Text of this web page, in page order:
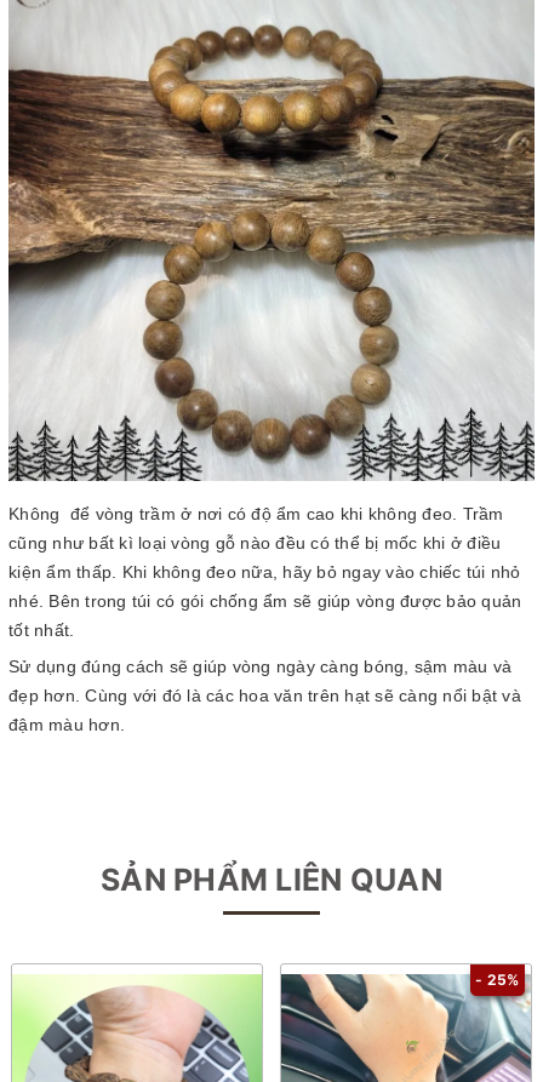
Không để vòng trầm ở nơi có độ ẩm cao khi không đeo. Trầm
cũng như bất kì loại vòng gỗ nào đều có thể bị mốc khi ở điều
kiện ẩm thấp. Khi không đeo nữa, hãy bỏ ngay vào chiếc túi nhỏ
nhé. Bên trong túi có gói chống ẩm sẽ giúp vòng được bảo quản
tốt nhất.
Sử dụng đúng cách sẽ giúp vòng ngày càng bóng, sậm màu và
đẹp hơn. Cùng với đó là các hoa văn trên hạt sẽ càng nổi bật và
đậm màu hơn.
SẢN PHẨM LIÊN QUAN
- 25%